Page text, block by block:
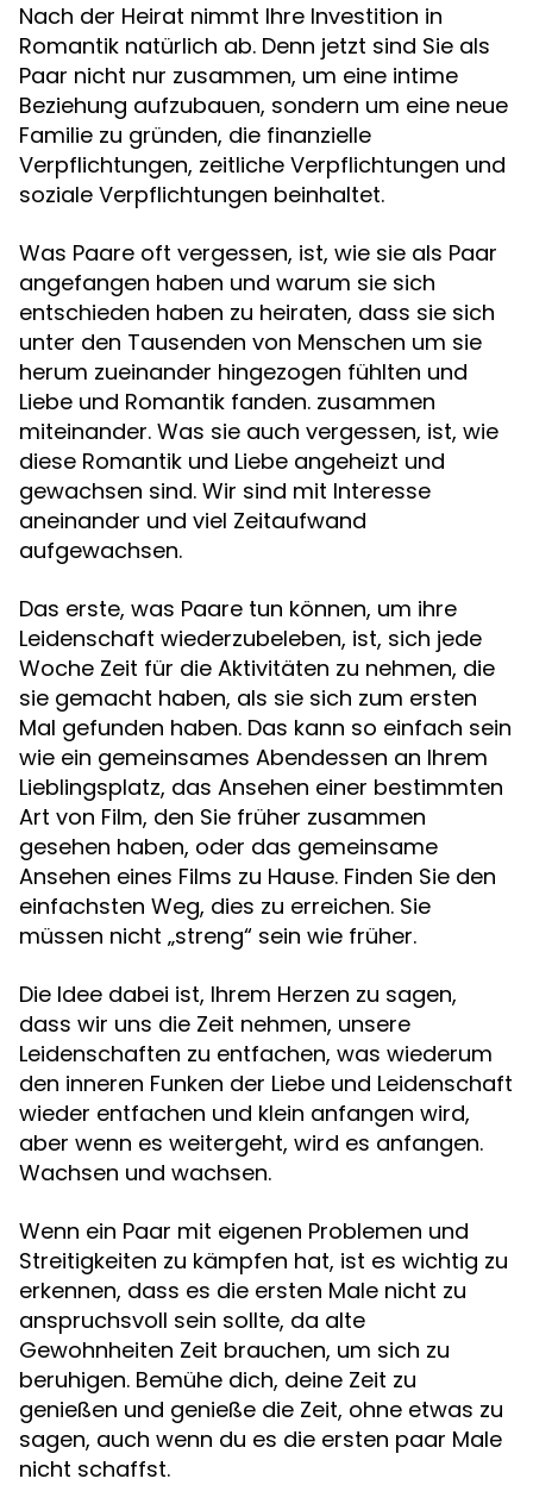
Nach der Heirat nimmt Ihre Investition in
Romantik natürlich ab. Denn jetzt sind Sie als
Paar nicht nur zusammen, um eine intime
Beziehung aufzubauen, sondern um eine neue
Familie zu gründen, die finanzielle
Verpflichtungen, zeitliche Verpflichtungen und
soziale Verpflichtungen beinhaltet.
Was Paare oft vergessen, ist, wie sie als Paar
angefangen haben und warum sie sich
entschieden haben zu heiraten, dass sie sich
unter den Tausenden von Menschen um sie
herum zueinander hingezogen fühlten und
Liebe und Romantik fanden. zusammen
miteinander. Was sie auch vergessen, ist, wie
diese Romantik und Liebe angeheizt und
gewachsen sind. Wir sind mit Interesse
aneinander und viel Zeitaufwand
aufgewachsen.
Das erste, was Paare tun können, um ihre
Leidenschaft wiederzubeleben, ist, sich jede
Woche Zeit für die Aktivitäten zu nehmen, die
sie gemacht haben, als sie sich zum ersten
Mal gefunden haben. Das kann so einfach sein
wie ein gemeinsames Abendessen an Ihrem
Lieblingsplatz, das Ansehen einer bestimmten
Art von Film, den Sie früher zusammen
gesehen haben, oder das gemeinsame
Ansehen eines Films zu Hause. Finden Sie den
einfachsten Weg, dies zu erreichen. Sie
müssen nicht „streng“ sein wie früher.
Die Idee dabei ist, Ihrem Herzen zu sagen,
dass wir uns die Zeit nehmen, unsere
Leidenschaften zu entfachen, was wiederum
den inneren Funken der Liebe und Leidenschaft
wieder entfachen und klein anfangen wird,
aber wenn es weitergeht, wird es anfangen.
Wachsen und wachsen.
Wenn ein Paar mit eigenen Problemen und
Streitigkeiten zu kämpfen hat, ist es wichtig zu
erkennen, dass es die ersten Male nicht zu
anspruchsvoll sein sollte, da alte
Gewohnheiten Zeit brauchen, um sich zu
beruhigen. Bemühe dich, deine Zeit zu
genießen und genieße die Zeit, ohne etwas zu
sagen, auch wenn du es die ersten paar Male
nicht schaffst.